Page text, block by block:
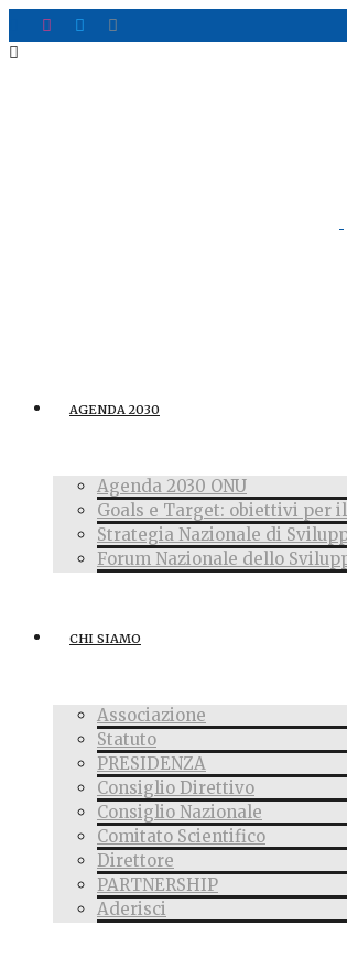
AGENDA 2030
Agenda 2030 ONU
Goals e Target: obiettivi per
Strategia Nazionale di
Forum Nazionale dello
CHI SIAMO
Associazione
Statuto
PRESIDENZA
Consiglio Direttivo
Consiglio Nazionale
Comitato Scientifico
Direttore
PARTNERSHIP
Aderisci